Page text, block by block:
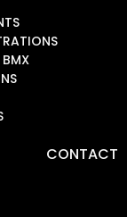
BMX
CONTACT